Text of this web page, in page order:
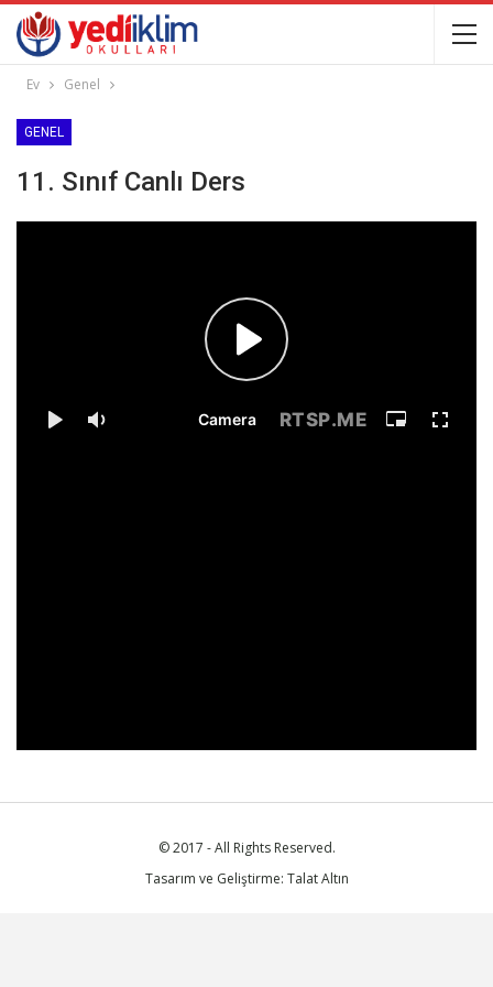
Ev Genel
GENEL
11. Sınıf Canlı Ders
© 2017 - All Rights Reserved.
Tasarım ve Geliştirme: Talat Altın